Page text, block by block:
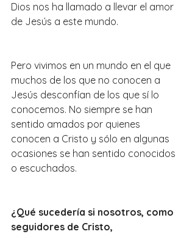
Dios nos ha llamado a llevar el amor
de Jesús a este mundo.
Pero vivimos en un mundo en el que
muchos de los que no conocen a
Jesús desconfían de los que sí lo
conocemos. No siempre se han
sentido amados por quienes
conocen a Cristo y sólo en algunas
ocasiones se han sentido conocidos
o escuchados.
¿Qué sucedería si nosotros, como
seguidores de Cristo,